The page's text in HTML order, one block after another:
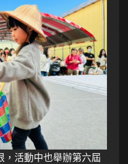
，活動中也舉辦第六屆